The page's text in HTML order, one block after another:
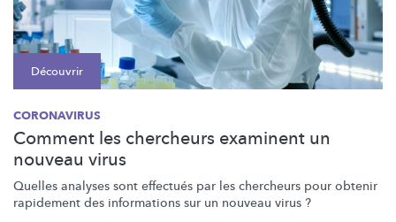
Découvrir
CORONAVIRUS
Comment les chercheurs examinent un
nouveau virus
Quelles analyses sont effectués par les chercheurs pour obtenir
rapidement des informations sur un nouveau virus ?